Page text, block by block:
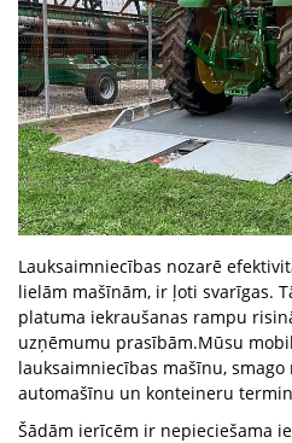
Lauksaimniecības nozarē
lielām mašīnām, ir ļoti svarīgas.
platuma iekraušanas rampu
uzņēmumu prasībām.Mūsu
lauksaimniecības mašīnu,
automašīnu un konteineru
Šādām ierīcēm ir nepieciešama